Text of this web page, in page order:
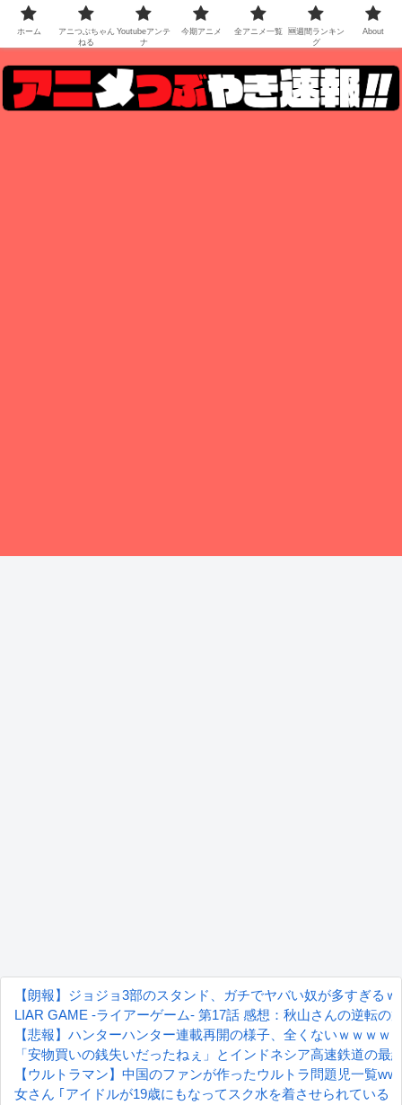
【朗報】ジョジョ3部のスタンド、ガチでヤバい奴が多すぎるｗ
LIAR GAME -ライアーゲーム- 第17話 感想：秋山さんの逆転の
【悲報】ハンターハンター連載再開の様子、全くないｗｗｗｗ
「安物買いの銭失いだったねぇ」とインドネシア高速鉄道の
【ウルトラマン】中国のファンが作ったウルトラ問題児一覧
女さん ｢アイドルが19歳にもなってスク水を着させられている
ホーム
アニつぶちゃん
ねる
Youtubeアンテ
ナ
今期アニメ 全アニメ一覧
🆕週間ランキン
グ
About